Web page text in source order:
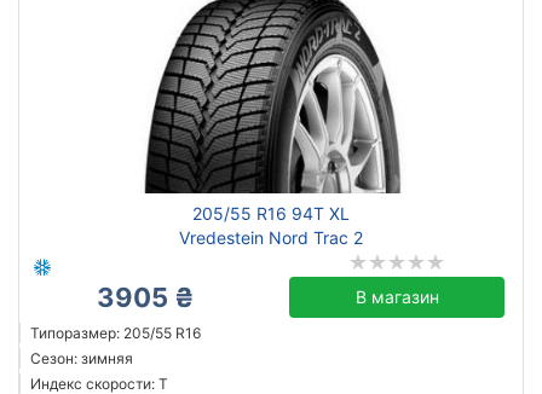
205/55 R16 94T XL
Vredestein Nord Trac 2
3905 ₴ В магазин
Типоразмер: 205/55 R16
Сезон: зимняя
Индекс скорости: T